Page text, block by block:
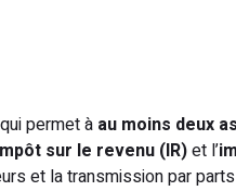
permet à au moins deux
sur le revenu (IR)et l’
et la transmission par